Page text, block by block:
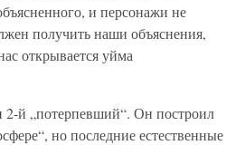
и персонажи не
получить наши объяснения,
открывается уйма
2-й „потерпевший“. Он построил
но последние естественные